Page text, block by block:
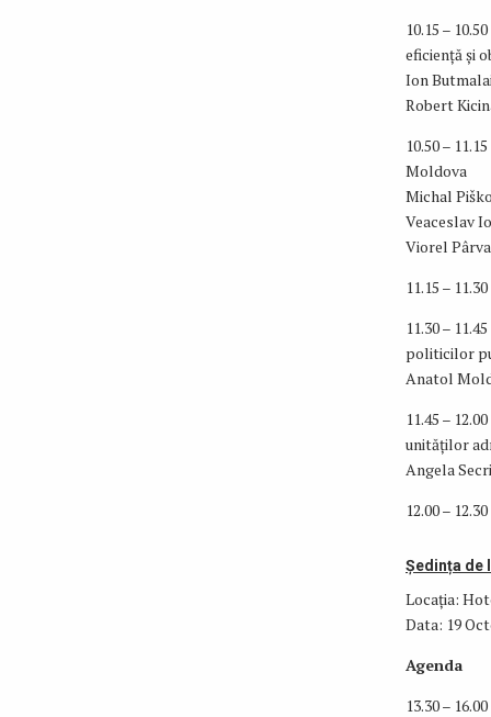
10.15 –
eficiență și
Ion
Robert
10.50 –
Moldova
Michal
Veaceslav
Viorel
11.15 –
11.30 –
politicilor
Anatol
11.45 –
unităților
Angela
12.00 –
Ședința de
Locația:
Data: 19
Agenda
13.30 – 16.00